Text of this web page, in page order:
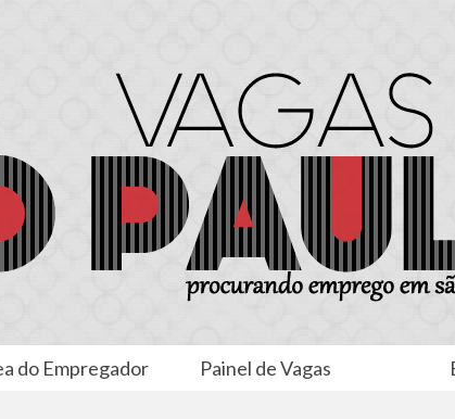
do Empregador Painel de Vagas